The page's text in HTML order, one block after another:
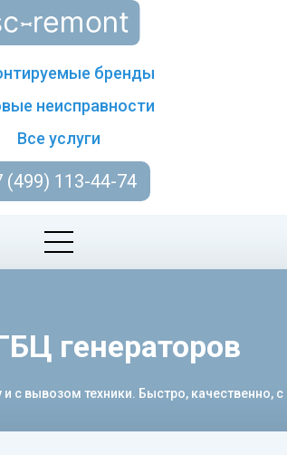
бренды
неисправности
Все услуги
(499) 113-44-74
генераторов
вывозом техники. Быстро, качественно, с